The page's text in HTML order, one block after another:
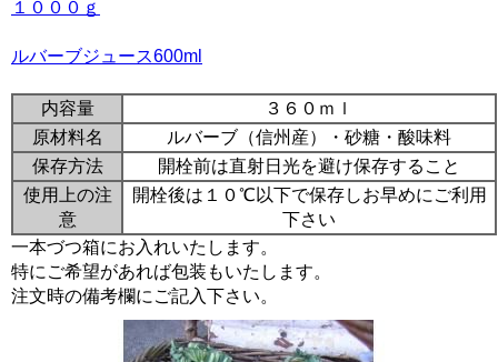
１０００ｇ
ルバーブジュース600ml
内容量
３６０ｍｌ
原材料名
ルバーブ（信州産）・砂糖・酸味料
保存方法
開栓前は直射日光を避け保存すること
使用上の注
意
開栓後は１０℃以下で保存しお早めにご利用
下さい
一本づつ箱にお入れいたします。
特にご希望があれば包装もいたします。
注文時の備考欄にご記入下さい。